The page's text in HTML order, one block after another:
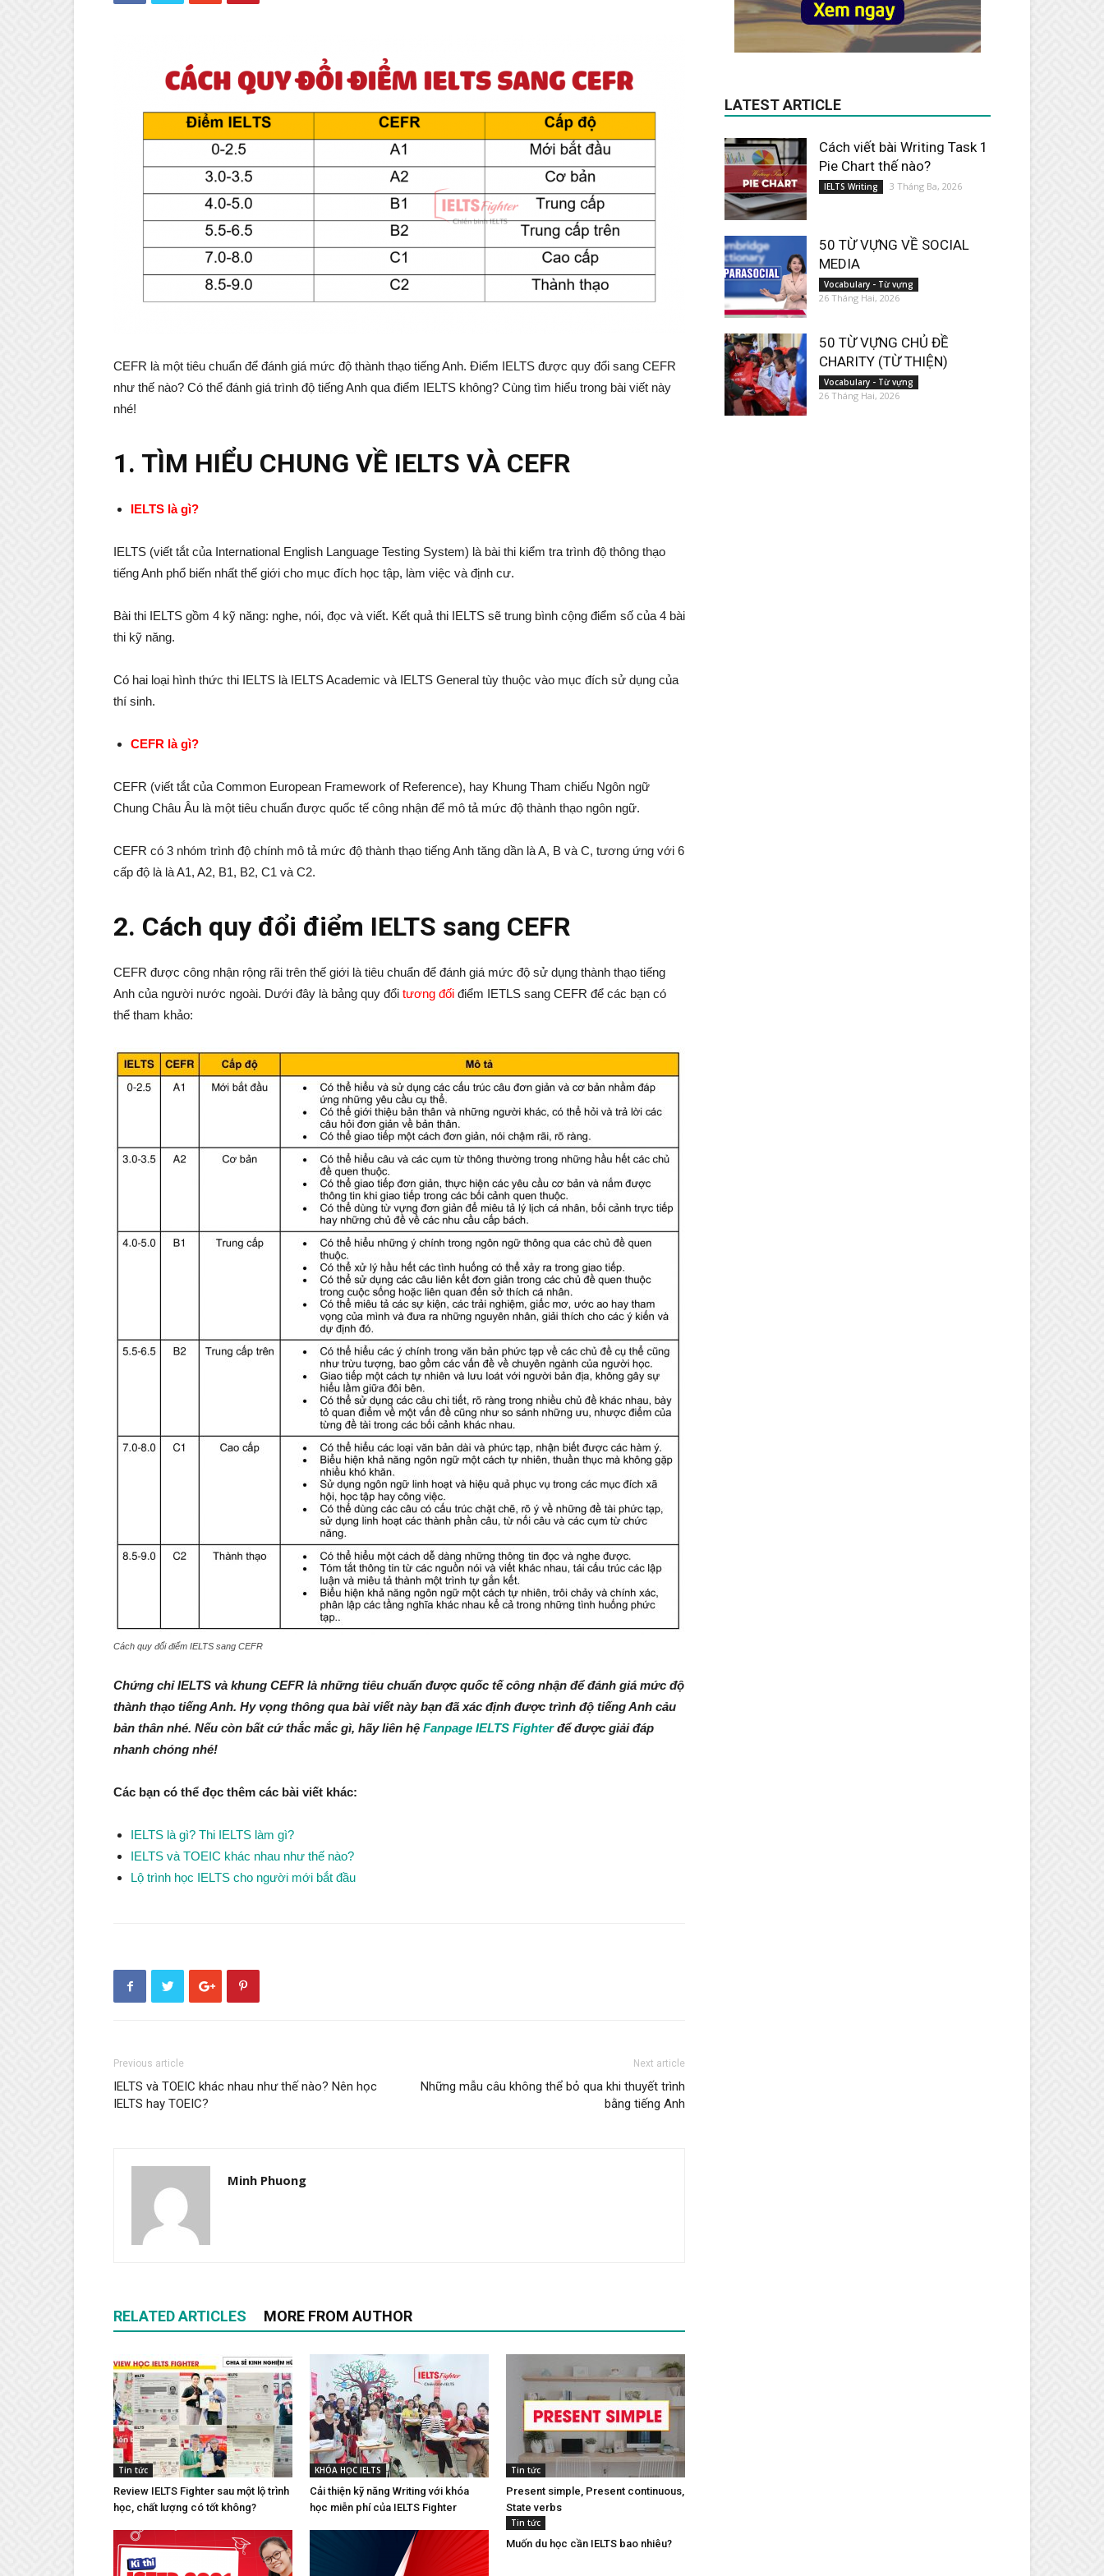
CEFR là một tiêu chuẩn để đánh giá mức độ thành thạo tiếng Anh. Điểm IELTS được quy đổi sang CEFR
như thế nào? Có thể đánh giá trình độ tiếng Anh qua điểm IELTS không? Cùng tìm hiểu trong bài viết này
nhé!
1. TÌM HIỂU CHUNG VỀ IELTS VÀ CEFR
IELTS là gì?
IELTS (viết tắt của International English Language Testing System) là bài thi kiểm tra trình độ thông thạo
tiếng Anh phổ biến nhất thế giới cho mục đích học tập, làm việc và định cư.
Bài thi IELTS gồm 4 kỹ năng: nghe, nói, đọc và viết. Kết quả thi IELTS sẽ trung bình cộng điểm số của 4 bài
thi kỹ năng.
Có hai loại hình thức thi IELTS là IELTS Academic và IELTS General tùy thuộc vào mục đích sử dụng của
thí sinh.
CEFR là gì?
CEFR (viết tắt của Common European Framework of Reference), hay Khung Tham chiếu Ngôn ngữ
Chung Châu Âu là một tiêu chuẩn được quốc tế công nhận để mô tả mức độ thành thạo ngôn ngữ.
CEFR có 3 nhóm trình độ chính mô tả mức độ thành thạo tiếng Anh tăng dần là A, B và C, tương ứng với 6
cấp độ là là A1, A2, B1, B2, C1 và C2.
2. Cách quy đổi điểm IELTS sang CEFR
CEFR được công nhận rộng rãi trên thế giới là tiêu chuẩn để đánh giá mức độ sử dụng thành thạo tiếng
Anh của người nước ngoài. Dưới đây là bảng quy đổi tương đối điểm IETLS sang CEFR để các bạn có
thể tham khảo:
Cách quy đổi điểm IELTS sang CEFR
Chứng chỉ IELTS và khung CEFR là những tiêu chuẩn được quốc tế công nhận để đánh giá mức độ
thành thạo tiếng Anh. Hy vọng thông qua bài viết này bạn đã xác định được trình độ tiếng Anh cảu
bản thân nhé. Nếu còn bất cứ thắc mắc gì, hãy liên hệ Fanpage IELTS Fighterđể được giải đáp
nhanh chóng nhé!
Các bạn có thể đọc thêm các bài viết khác:
IELTS là gì? Thi IELTS làm gì?
IELTS và TOEIC khác nhau như thế nào?
Lộ trình học IELTS cho người mới bắt đầu
Previous article
IELTS và TOEIC khác nhau như thế nào? Nên học
IELTS hay TOEIC?
Next article
Những mẫu câu không thể bỏ qua khi thuyết trình
bằng tiếng Anh
Minh Phuong
RELATED ARTICLES MORE FROM AUTHOR
Tin tức
Review IELTS Fighter sau một lộ trình
học, chất lượng có tốt không?
KHÓA HỌC IELTS
Cải thiện kỹ năng Writing với khóa
học miễn phí của IELTS Fighter
Tin tức
Present simple, Present continuous,
State verbs
Tin tức
Muốn du học cần IELTS bao nhiêu?
LATEST ARTICLE
Cách viết bài Writing Task 1
Pie Chart thế nào?
IELTS Writing 3 Tháng Ba, 2026
50 TỪ VỰNG VỀ SOCIAL
MEDIA
Vocabulary - Từ vựng
26 Tháng Hai, 2026
50 TỪ VỰNG CHỦ ĐỀ
CHARITY (TỪ THIỆN)
Vocabulary - Từ vựng
26 Tháng Hai, 2026